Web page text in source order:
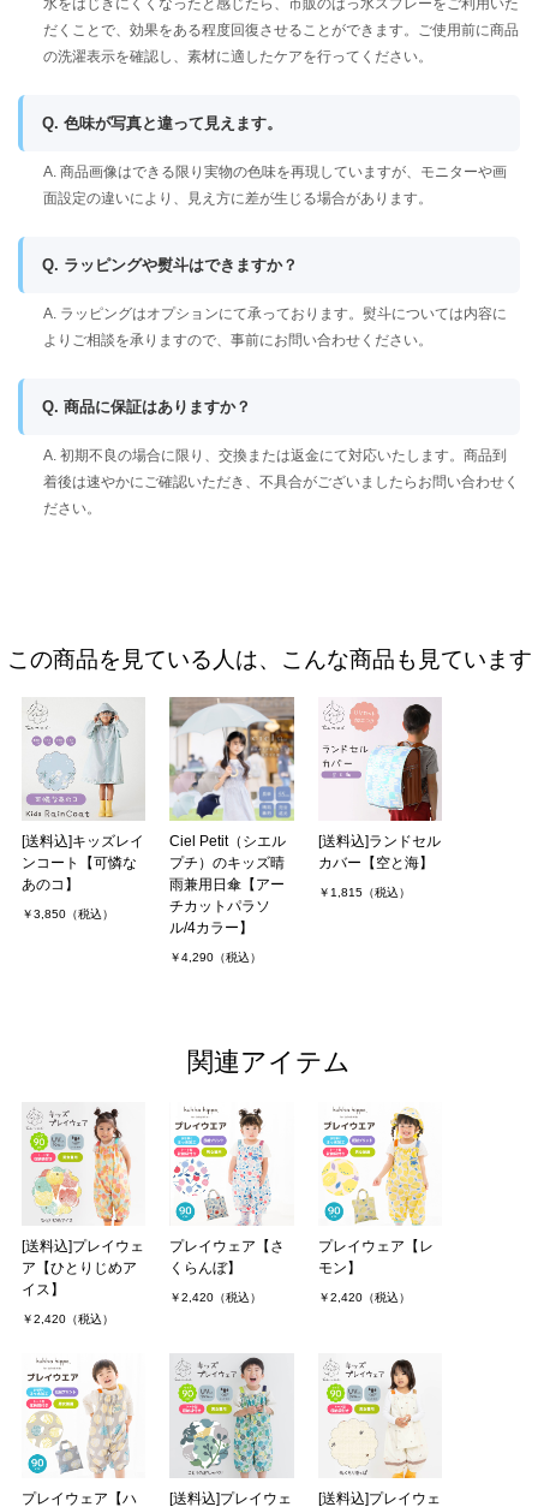
水をはじきにくくなったと感じたら、市販のはっ水スプレーをご利用いた
だくことで、効果をある程度回復させることができます。ご使用前に商品
の洗濯表示を確認し、素材に適したケアを行ってください。
Q. 色味が写真と違って見えます。
A. 商品画像はできる限り実物の色味を再現していますが、モニターや画
面設定の違いにより、見え方に差が生じる場合があります。
Q. ラッピングや熨斗はできますか？
A. ラッピングはオプションにて承っております。熨斗については内容に
よりご相談を承りますので、事前にお問い合わせください。
Q. 商品に保証はありますか？
A. 初期不良の場合に限り、交換または返金にて対応いたします。商品到
着後は速やかにご確認いただき、不具合がございましたらお問い合わせく
ださい。
この商品を見ている人は、こんな商品も見ています
[送料込]キッズレイ
ンコート【可憐な
あのコ】
￥3,850（税込）
Ciel Petit（シエル
プチ）のキッズ晴
雨兼用日傘【アー
チカットパラソ
ル/4カラー】
￥4,290（税込）
[送料込]ランドセル
カバー【空と海】
￥1,815（税込）
関連アイテム
[送料込]プレイウェ
ア【ひとりじめア
イス】
￥2,420（税込）
プレイウェア【さ
くらんぼ】
￥2,420（税込）
プレイウェア【レ
モン】
￥2,420（税込）
プレイウェア【ハ
[送料込]プレイウェ
[送料込]プレイウェ